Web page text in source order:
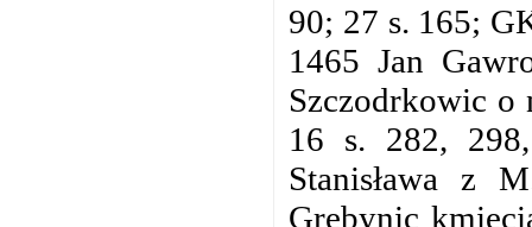
90; 27 s. 165;
1465 Jan
Szczodrkowic o
16 s. 282,
Stanisława z
Grębynic